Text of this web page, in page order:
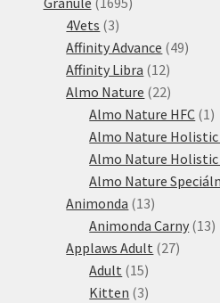
4Vets 33
produkty
Affinity Advance 4949
Affinity Libra 1212
produktů
Almo Nature 2222
produktů
Almo Nature HFC 1 1
Almo Nature
Almo Nature
Almo Nature
Animonda 1313
produktů
Animonda Carny 1313
Applaws Adult 2727
Adult 1515
produktů
Kitten 33